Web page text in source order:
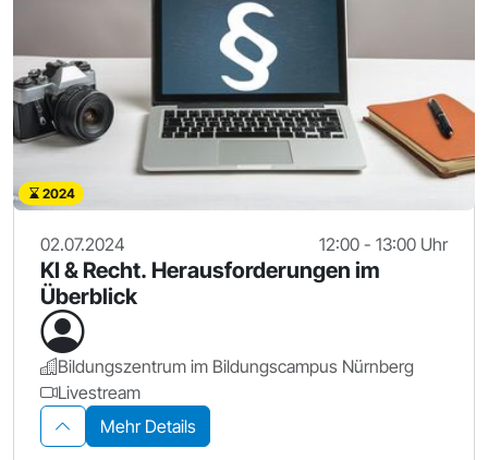
2024
02.07.2024 12:00 - 13:00 Uhr
KI & Recht. Herausforderungen im
Überblick
Bildungszentrum im Bildungscampus Nürnberg
Livestream
Mehr Details